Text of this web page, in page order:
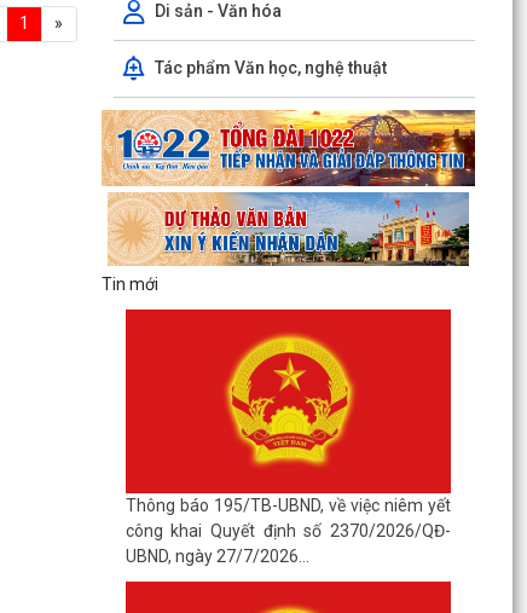
1 »
Di sản - Văn hóa
Tác phẩm Văn học, nghệ thuật
Tin mới
Thông báo 195/TB-UBND, về việc niêm yết
công khai Quyết định số 2370/2026/QĐ-
UBND, ngày 27/7/2026...